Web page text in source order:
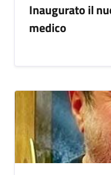
Inaugurato il
medico